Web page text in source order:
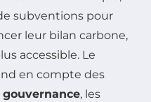
subventions pour
leur bilan carbone,
accessible. Le
en compte des
gouvernance, les